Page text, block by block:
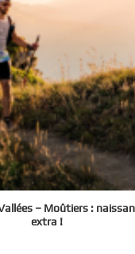
– Moûtiers :
extra !